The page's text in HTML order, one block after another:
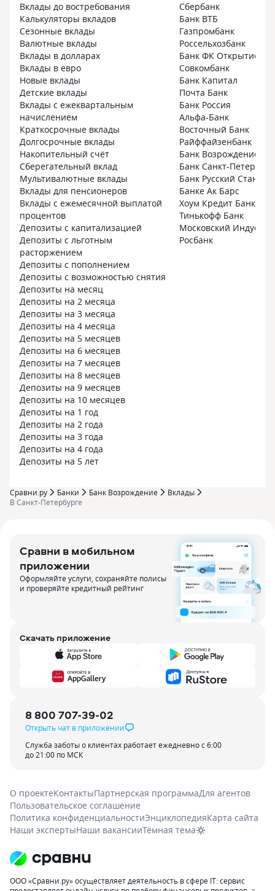
Вклады до востребования
Калькуляторы вкладов
Сезонные вклады
Валютные вклады
Вклады в долларах
Вклады в евро
Новые вклады
Детские вклады
Вклады с ежеквартальным
начислением
Краткосрочные вклады
Долгосрочные вклады
Накопительный счёт
Сберегательный вклад
Мультивалютные вклады
Вклады для пенсионеров
Вклады с ежемесячной выплатой
процентов
Депозиты с капитализацией
Депозиты с льготным
расторжением
Депозиты с пополнением
Депозиты с возможностью снятия
Депозиты на месяц
Депозиты на 2 месяца
Депозиты на 3 месяца
Депозиты на 4 месяца
Депозиты на 5 месяцев
Депозиты на 6 месяцев
Депозиты на 7 месяцев
Депозиты на 8 месяцев
Депозиты на 9 месяцев
Депозиты на 10 месяцев
Депозиты на 1 год
Депозиты на 2 года
Депозиты на 3 года
Депозиты на 4 года
Депозиты на 5 лет
Сбербанк
Банк ВТБ
Газпромбанк
Россельхозбанк
Банк ФК Открытие
Совкомбанк
Банк Капитал
Почта Банк
Банк Россия
Альфа-Банк
Восточный Банк
Райффайзенбанк
Банк Возрождение
Банк Санкт-Петербург
Банк Русский
Банке Ак Барс
Хоум Кредит Банк
Тинькофф Банк
Московский
Росбанк
Сравни.ру Банки Банк Возрождение
Вклады
В Санкт-Петербурге
Сравни в мобильном
приложении
Оформляйте услуги, сохраняйте полисы
и проверяйте кредитный рейтинг
Скачать приложение
8 800 707-39-02
Открыть чат в приложении
Служба заботы о клиентах работает ежедневно с 6:00
до 21:00 по МСК
О проектеКонтактыПартнерская программаДля агентов
Пользовательское соглашение
Политика конфиденциальностиЭнциклопедияКарта сайта
Наши экспертыНаши вакансииТёмная тема
ООО «Сравни.ру» осуществляет деятельность в сфере IT: сервис